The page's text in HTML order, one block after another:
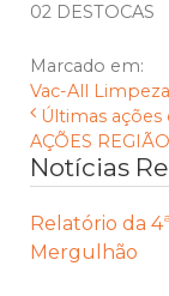
02 DESTOCAS
Marcado em:
Vac-All
Últimas ações
AÇÕES
Notícias
Relatório da
Mergulhão